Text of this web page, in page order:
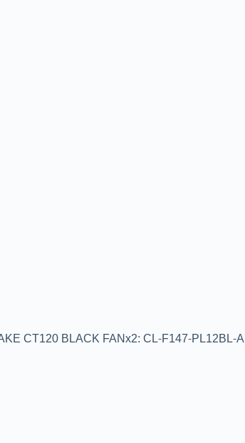
CT120 BLACK FANx2: CL-F147-PL12BL-A